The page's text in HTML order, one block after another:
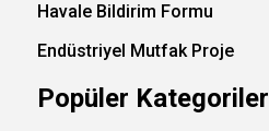
Havale Bildirim Formu
Endüstriyel Mutfak Proje
Popüler Kategoriler